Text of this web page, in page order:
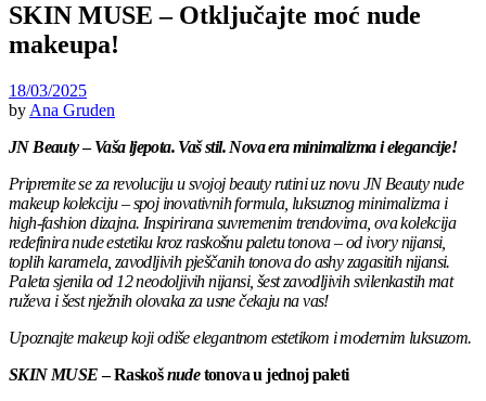
SKIN MUSE – Otključajte moć nude
makeupa!
18/03/2025
by Ana Gruden
JN Beauty–Vaša ljepota. Vaš stil. Nova era minimalizma i elegancije!
Pripremite se za revoluciju u svojoj beauty rutini uz novuJN Beautynude
makeup kolekciju – spoj inovativnih formula, luksuznog minimalizma i
high-fashion dizajna. Inspirirana suvremenim trendovima, ova kolekcija
redefinira nude estetiku kroz raskošnu paletu tonova – od ivory nijansi,
toplih karamela, zavodljivihpješčanih tonovado ashy zagasitih nijansi.
Paleta sjenila od 12 neodoljivih nijansi, šest zavodljivih svilenkastih mat
ruževa i šest nježnih olovakaza usne čekaju na vas!
Upoznajte makeup koji odišeelegantnom estetikom i modernim luksuzom.
SKIN MUSE–Raskošnude tonovau jednoj paleti